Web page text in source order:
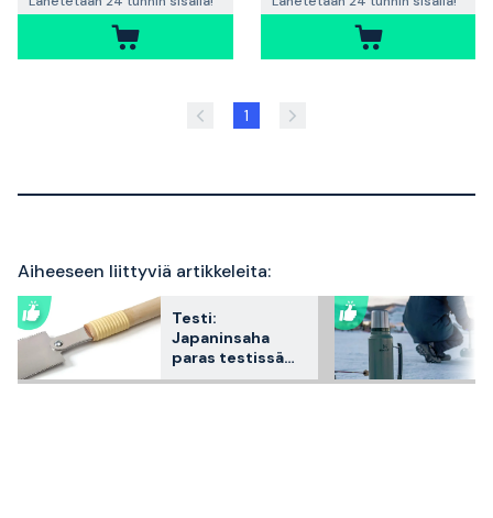
1
Aiheeseen liittyviä artikkeleita:
Testi:
Japaninsaha
paras testissä
2026 – 3